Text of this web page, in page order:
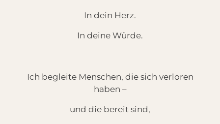
In dein Herz.
In deine Würde.
Ich begleite Menschen, die sich verloren
haben –
und die bereit sind,